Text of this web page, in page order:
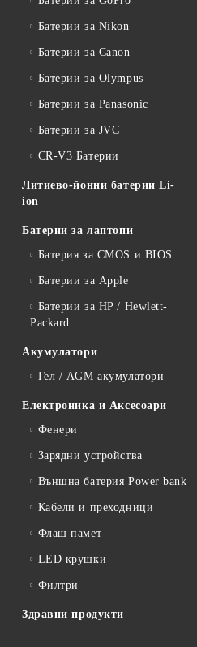
Батерии за Nikon
Батерии за Canon
Батерии за Olympus
Батерии за Panasonic
Батерии за JVC
CR-V3 Батерии
Литиево-йонни батерии Li-
ion
Батерии за лаптопи
Батерия за CMOS и BIOS
Батерии за Apple
Батерии за HP / Hewlett-
Packard
Акумулатори
Гел / AGM акумулатори
Електроника и Аксесоари
Фенери
Зарядни устройства
Външна батерия Power bank
Кабели и преходници
Флаш памет
LED крушки
Филтри
Здравни продукти